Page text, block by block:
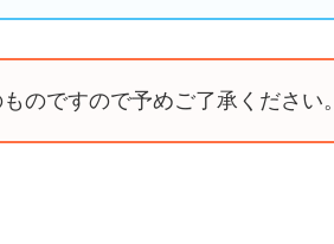
のですので予めご了承ください。